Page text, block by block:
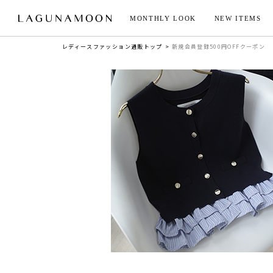
MONTHLY LOOK NEW ITEMS
レディースファッション通販トップ 新規会員登録500円OFFクーポン